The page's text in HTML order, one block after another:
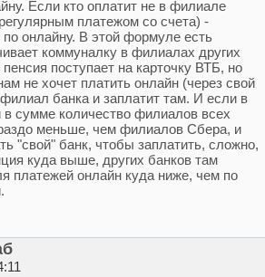
Если кто оплатит не в филиале
платежом со счета) -
по онлайну. В этой формуле есть
коммуналку в филиалах других
поступает на карточку ВТБ, но
не хочет платить онлайн (через свой
банка и заплатит там. И если в
в сумме количество филиалов всех
меньше, чем филиалов Сбера, и
"свой" банк, чтобы заплатить, сложно,
куда выше, других банков там
платежей онлайн куда ниже, чем по